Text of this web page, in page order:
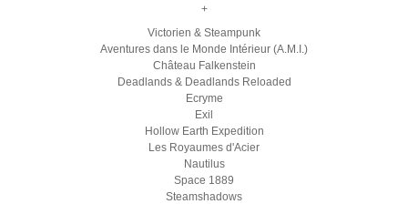
+
Victorien & Steampunk
Aventures dans le Monde Intérieur (A.M.I.)
Château Falkenstein
Deadlands & Deadlands Reloaded
Ecryme
Exil
Hollow Earth Expedition
Les Royaumes d'Acier
Nautilus
Space 1889
Steamshadows